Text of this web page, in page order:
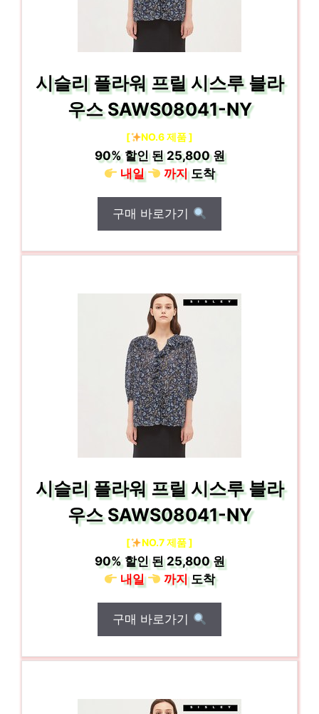
시슬리 플라워 프릴 시스루 블라
우스 SAWS08041-NY
[ NO.6 제품 ]
90%할인 된25,800 원
내일
까지도착
구매 바로가기
시슬리 플라워 프릴 시스루 블라
우스 SAWS08041-NY
[ NO.7 제품 ]
90%할인 된25,800 원
내일
까지도착
구매 바로가기